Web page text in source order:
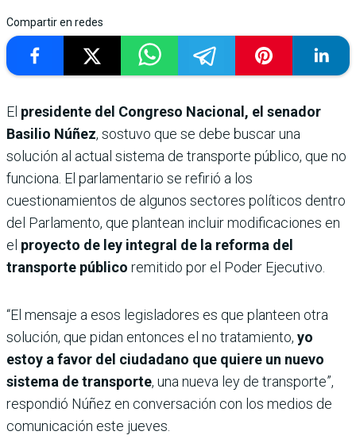
Compartir en redes
El presidente del Congreso Nacional, el senador
Basilio Núñez, sostuvo que se debe buscar una
solución al actual sistema de transporte público, que no
funciona. El parlamentario se refirió a los
cuestionamientos de algunos sectores políticos dentro
del Parlamento, que plantean incluir modificaciones en
el proyecto de ley integral de la reforma del
transporte público remitido por el Poder Ejecutivo.
“El mensaje a esos legisladores es que planteen otra
solución, que pidan entonces el no tratamiento, yo
estoy a favor del ciudadano que quiere un nuevo
sistema de transporte, una nueva ley de transporte”,
respondió Núñez en conversación con los medios de
comunicación este jueves.